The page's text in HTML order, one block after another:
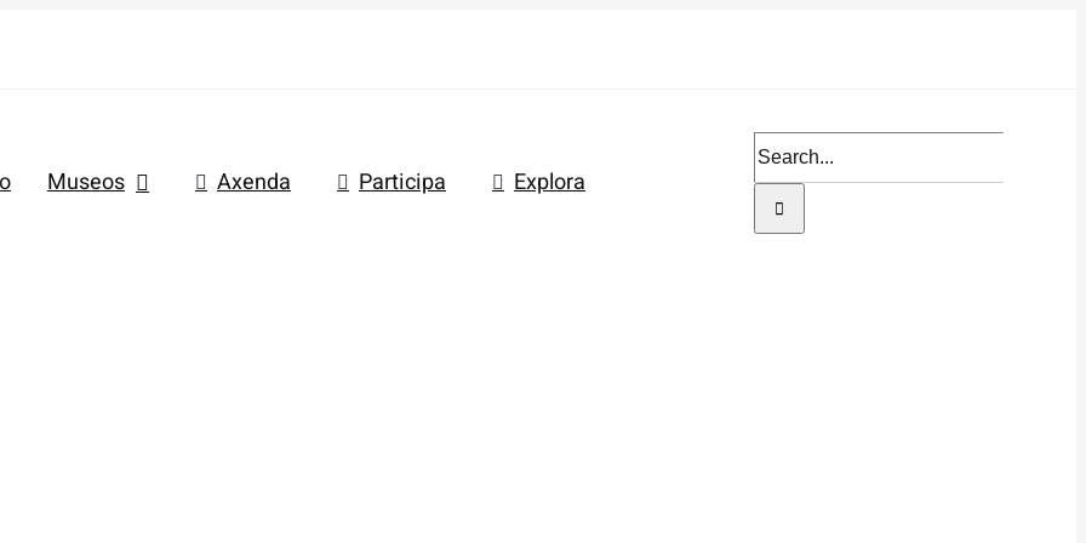
Museos Axenda Participa Explora
Search
for: